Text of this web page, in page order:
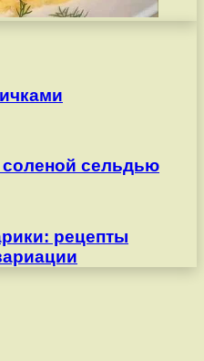
сельдью
рецепты